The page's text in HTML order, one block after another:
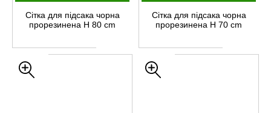
Сітка для підсака чорна
прорезинена H 80 cm
Сітка для підсака чорна
прорезинена H 70 cm